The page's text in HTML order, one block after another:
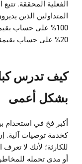
الفعلية المحققة.
المتداولين الذين
20% على حساب بقيمة 100,000 دولار.
كيف تدرس
بشكل أعمى
أكبر فخ في استخدام
كخدمة توصيات
للكارثة؛ لأنك لا
أو مدى تحمله